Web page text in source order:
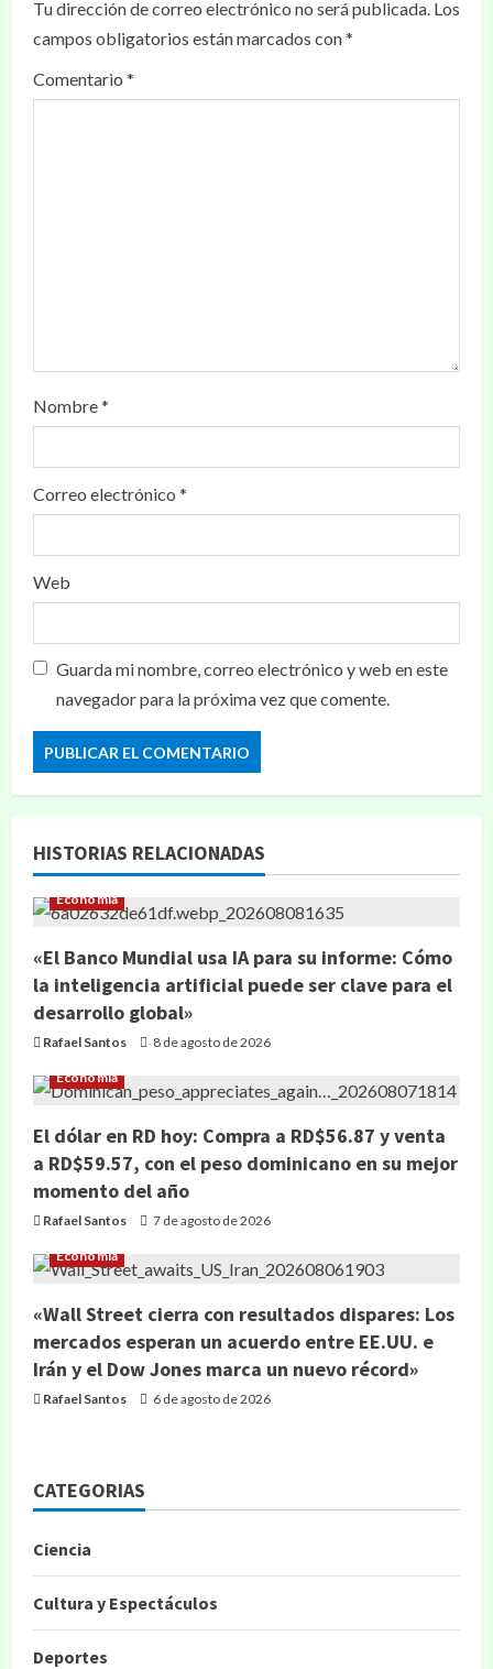
Tu dirección de correo electrónico no será publicada. Los
campos obligatorios están marcados con*
Comentario *
Nombre*
Correo electrónico *
Web
Guarda mi nombre, correo electrónico y web en este
navegador para la próxima vez que comente.
HISTORIAS RELACIONADAS
Economía
«El Banco Mundial usa IA para su informe: Cómo
la inteligencia artificial puede ser clave para el
desarrollo global»
Rafael Santos 8 de agosto de 2026
Economía
El dólar en RD hoy: Compra a RD$56.87 y venta
a RD$59.57, con el peso dominicano en su mejor
momento del año
Rafael Santos 7 de agosto de 2026
Economía
«Wall Street cierra con resultados dispares: Los
mercados esperan un acuerdo entre EE.UU. e
Irán y el Dow Jones marca un nuevo récord»
Rafael Santos 6 de agosto de 2026
CATEGORIAS
Ciencia
Cultura y Espectáculos
Deportes